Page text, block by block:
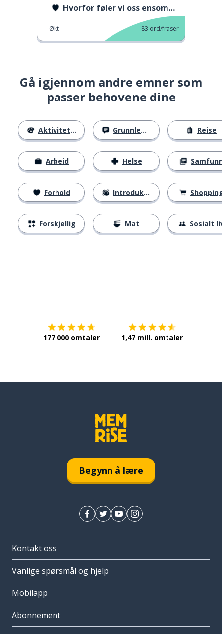
Hvorfor føler vi oss ensomme?
Økt 83 ord/fraser
Gå igjennom andre emner som
passer behovene dine
Aktiviteter
Arbeid
Forhold
Forskjellig
Grunnleggende
Helse
Introduksjoner
Mat
Reise
Sosialt
177 000 omtaler 1,47 mill. omtaler
Begynn å lære
Kontakt oss
Vanlige spørsmål og hjelp
Mobilapp
Abonnement